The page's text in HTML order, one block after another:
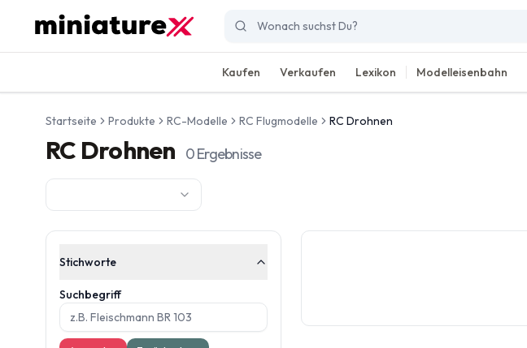
Kaufen Verkaufen Lexikon Modelleisenbahn
Startseite Produkte RC-Modelle RC Flugmodelle RC Drohnen
RC Drohnen 0Ergebnisse
Stichworte
Suchbegriff